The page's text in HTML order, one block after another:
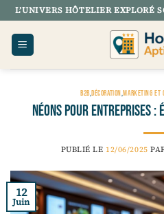
Passer
au
contenu
L’UNIVERS HÔTELIER EXPLORÉ
B2B,DÉCORATION,MARKETING ET
Néons pour entreprises
PUBLIÉ LE 12/06/2025
12
Juin